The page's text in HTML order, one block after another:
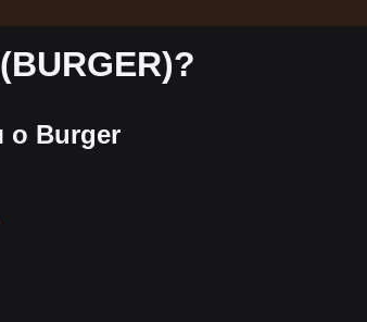
о Burger